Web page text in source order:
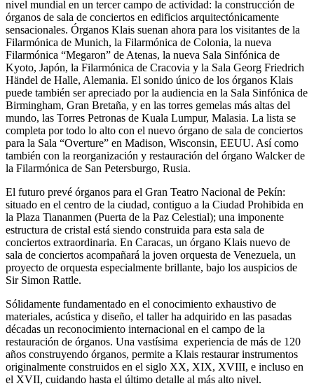
nivel mundial en un tercer campo de actividad: la construcción de
órganos de sala de conciertos en edificios arquitectónicamente
sensacionales. Órganos Klais suenan ahora para los visitantes de la
Filarmónica de Munich, la Filarmónica de Colonia, la nueva
Filarmónica “Megaron” de Atenas, la nueva Sala Sinfónica de
Kyoto, Japón, la Filarmónica de Cracovia y la Sala Georg Friedrich
Händel de Halle, Alemania. El sonido único de los órganos Klais
puede también ser apreciado por la audiencia en la Sala Sinfónica de
Birmingham, Gran Bretaña, y en las torres gemelas más altas del
mundo, las Torres Petronas de Kuala Lumpur, Malasia. La lista se
completa por todo lo alto con el nuevo órgano de sala de conciertos
para la Sala “Overture” en Madison, Wisconsin, EEUU. Así como
también con la reorganización y restauración del órgano Walcker de
la Filarmónica de San Petersburgo, Rusia.
El futuro prevé órganos para el Gran Teatro Nacional de Pekín:
situado en el centro de la ciudad, contiguo a la Ciudad Prohibida en
la Plaza Tiananmen (Puerta de la Paz Celestial); una imponente
estructura de cristal está siendo construida para esta sala de
conciertos extraordinaria. En Caracas, un órgano Klais nuevo de
sala de conciertos acompañará la joven orquesta de Venezuela, un
proyecto de orquesta especialmente brillante, bajo los auspicios de
Sir Simon Rattle.
Sólidamente fundamentado en el conocimiento exhaustivo de
materiales, acústica y diseño, el taller ha adquirido en las pasadas
décadas un reconocimiento internacional en el campo de la
restauración de órganos. Una vastísima experiencia de más de 120
años construyendo órganos, permite a Klais restaurar instrumentos
originalmente construidos en el siglo XX, XIX, XVIII, e incluso en
el XVII, cuidando hasta el último detalle al más alto nivel.